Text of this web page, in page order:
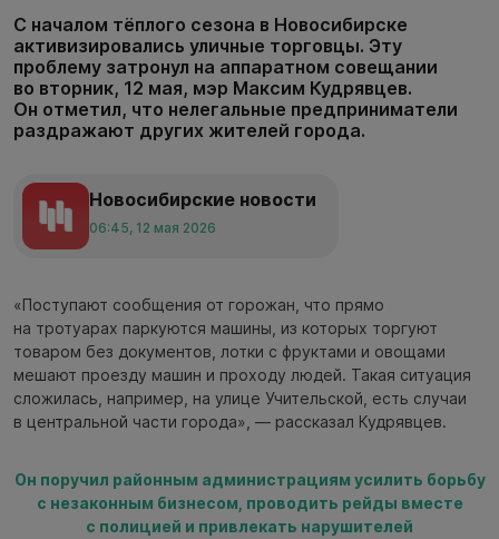
С началом тёплого сезона в Новосибирске
активизировались уличные торговцы. Эту
проблему затронул на аппаратном совещании
во вторник, 12 мая, мэр Максим Кудрявцев.
Он отметил, что нелегальные предприниматели
раздражают других жителей города.
Новосибирские новости
06:45, 12 мая 2026
«Поступают сообщения от горожан, что прямо
на тротуарах паркуются машины, из которых торгуют
товаром без документов, лотки с фруктами и овощами
мешают проезду машин и проходу людей. Такая ситуация
сложилась, например, на улице Учительской, есть случаи
в центральной части города», — рассказал Кудрявцев.
Он поручил районным администрациям усилить борьбу
с незаконным бизнесом, проводить рейды вместе
с полицией и привлекать нарушителей